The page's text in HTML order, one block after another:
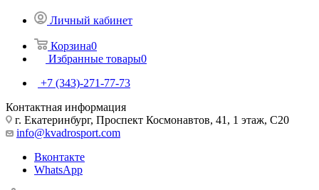
Личный кабинет
Корзина0
Избранные товары0
+7 (343)-271-77-73
Контактная информация
г. Екатеринбург, Проспект Космонавтов, 41, 1 этаж, С20
info@kvadrosport.com
Вконтакте
WhatsApp